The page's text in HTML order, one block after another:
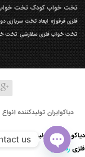
تخت خواب کودکتخت
فلزی فرفوژه ابعاد تخت سربازی
تخت خواب فلزی سفارشی تخت
دیاکوایران تولیدکننده
دیاکو صنعت تولید کننده
فلزی رد کردن
us